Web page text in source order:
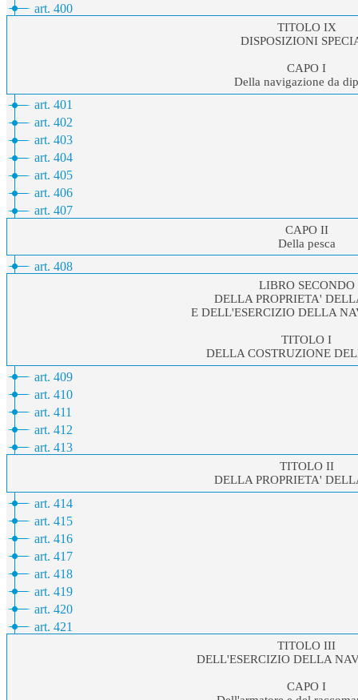
art. 400
TITOLO IX
DISPOSIZIONI
CAPO I
Della navigazione da
art. 401
art. 402
art. 403
art. 404
art. 405
art. 406
art. 407
CAPO II
Della pesca
art. 408
LIBRO SECONDO
DELLA PROPRIETA'
E DELL'ESERCIZIO DELLA
TITOLO I
DELLA COSTRUZIONE
art. 409
art. 410
art. 411
art. 412
art. 413
TITOLO II
DELLA PROPRIETA'
art. 414
art. 415
art. 416
art. 417
art. 418
art. 419
art. 420
art. 421
TITOLO III
DELL'ESERCIZIO DELLA
CAPO I